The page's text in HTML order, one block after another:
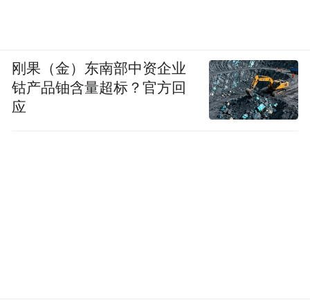
刚果（金）东南部中资企业
钴产品铀含量超标？官方回
应